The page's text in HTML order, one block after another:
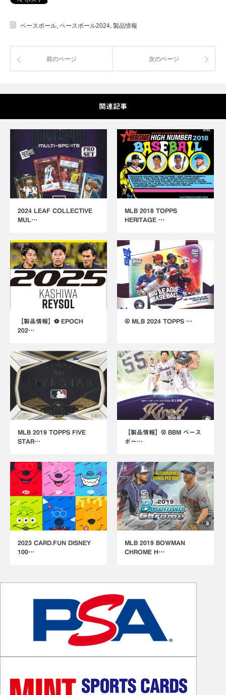
ベースボール, ベースボール2024, 製品情報
前のページ 次のページ
関連記事
2024 LEAF COLLECTIVE
MUL…
MLB 2018 TOPPS
HERITAGE …
【製品情報】⚽ EPOCH
202…
⚾ MLB 2024 TOPPS …
MLB 2019 TOPPS FIVE
STAR…
【製品情報】⚾ BBM ベース
ボー…
2023 CARD.FUN DISNEY
100…
MLB 2019 BOWMAN
CHROME H…